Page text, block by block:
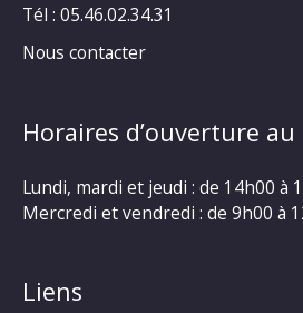
Tél : 05.46.02.34.31
Nous contacter
Horaires d’ouverture
Lundi, mardi et jeudi : de 14h00 à
Mercredi et vendredi : de 9h00 à
Liens